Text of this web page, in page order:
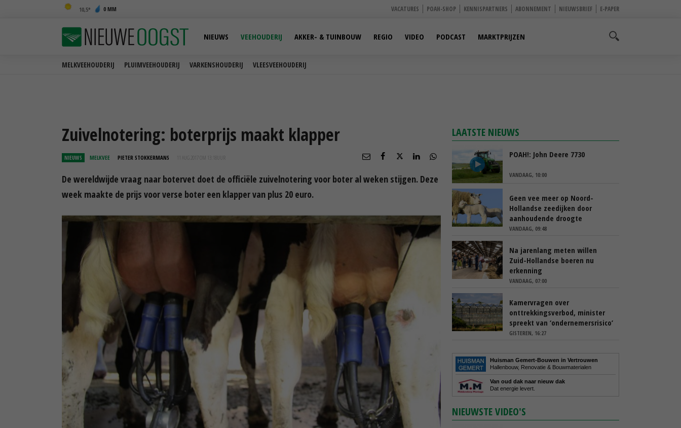
10,5 0 MM VACATURES POAH-SHOP KENNISPARTNERS ABONNEMENT NIEUWSBRIEF E-PAPER
MELKVEEHOUDERIJ PLUIMVEEHOUDERIJ VARKENSHOUDERIJ VLEESVEEHOUDERIJ
NIEUWS VEEHOUDERIJ AKKER- & TUINBOUW REGIO VIDEO PODCAST MARKTPRIJZEN
Zuivelnotering: boterprijs maakt klapper
NIEUWS MELKVEE PIETER STOKKERMANS 11 AUG 2017 OM 13:18
De wereldwijde vraag naar botervet doet de officiële zuivelnotering voor boter al weken stijgen. Deze
week maakte de prijs voor verse boter een klapper van plus 20 euro.
LAATSTE NIEUWS
POAH!: John Deere 7730
VANDAAG, 10:00
Geen vee meer op Noord-
Hollandse zeedijken door
aanhoudende droogte
VANDAAG, 09:48
Na jarenlang meten willen
Zuid-Hollandse boeren nu
erkenning
VANDAAG, 07:00
Kamervragen over
onttrekkingsverbod, minister
spreekt van ‘ondernemersrisico’
GISTEREN, 16:27
Huisman Gemert-Bouwen in Vertrouwen
Hallenbouw, Renovatie & Bouwmaterialen
Van oud dak naar nieuw dak
Dat energie levert.
NIEUWSTE VIDEO'S